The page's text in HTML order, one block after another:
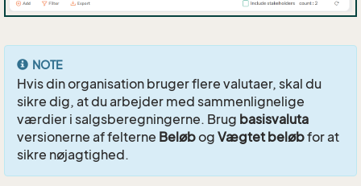
NOTE
Hvis din organisation bruger flere valutaer, skal du
sikre dig, at du arbejder med sammenlignelige
værdier i salgsberegningerne. Brug basisvaluta
versionerne af felterne Beløbog Vægtet beløbfor at
sikre nøjagtighed.